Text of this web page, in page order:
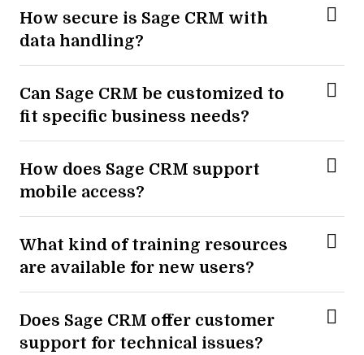
How secure is Sage CRM with
data handling?
Can Sage CRM be customized to
fit specific business needs?
How does Sage CRM support
mobile access?
What kind of training resources
are available for new users?
Does Sage CRM offer customer
support for technical issues?